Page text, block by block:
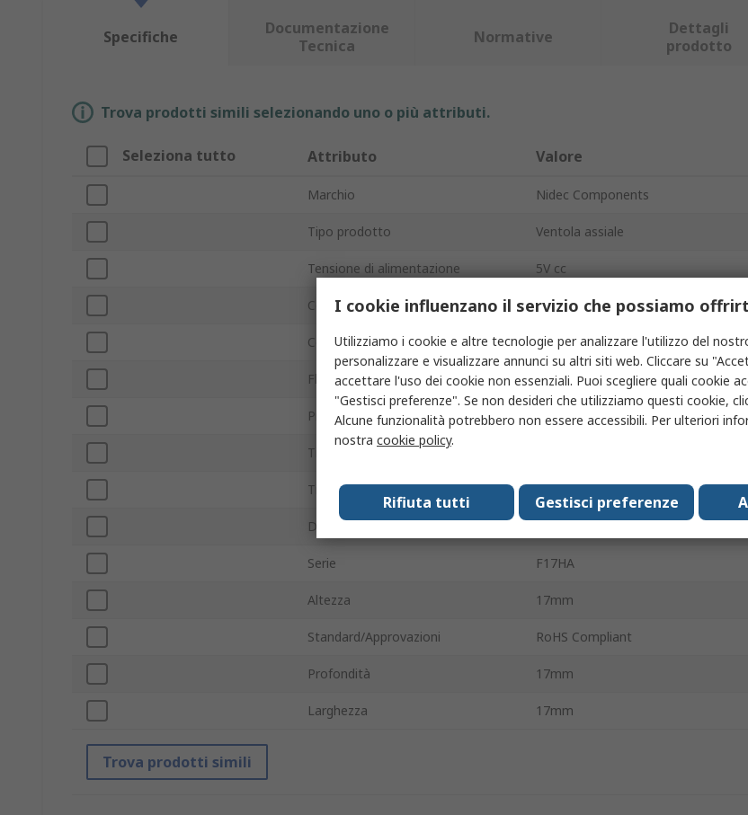
Specifiche
Documentazione
Tecnica
Normative
Dettagli
prodotto
Trova prodotti simili selezionando uno o più attributi.
Seleziona tutto Attributo Valore
Marchio Nidec Components
Tipo prodotto Ventola assiale
Tensione di alimentazione 5V cc
Consumo energetico 150mW
Corrente massima 30mA
Flusso d'aria 0.018m³/min
Profondità esterna 17mm
Tipo di telaio della ventola
Tipo di cuscinetto Cuscinetto a strisciamento
Dimensioni telaio ventola
Serie F17HA
Altezza 17mm
Standard/Approvazioni RoHS Compliant
Profondità 17mm
Larghezza 17mm
Trova prodotti simili
I cookie influenzano il servizio che possiamo
Utilizziamo i cookie e altre tecnologie per analizzare l'utilizzo del
personalizzare e visualizzare annunci su altri siti web. Cliccare su
accettare l'uso dei cookie non essenziali. Puoi scegliere quali cookie
"Gestisci preferenze". Se non desideri che utilizziamo questi cookie,
Alcune funzionalità potrebbero non essere accessibili. Per ulteriori
nostra cookie policy.
Gestisci preferenze
Rifiuta tutti